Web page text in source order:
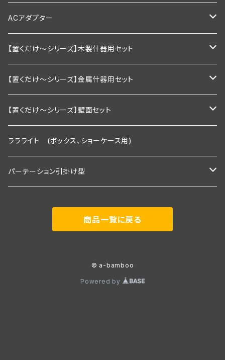
1200mm以下
900ｍｍ以下
1200ｍｍ以下
600ｍｍ以下
900ｍｍ以下
1200ｍｍ以下
棚板幅900×奥行200ｍｍ
棚板幅900×奥行250ｍｍ
棚板幅1200×奥行200ｍｍ
棚板幅1200×奥行250ｍｍ
ダブルタイプ
絶縁引掛けタイプ
通常型
調光器付き
ACアダプター
業務用
家庭用向け
【置くだけ～シリーズ】木製什器用セット
2段セット
2段セット＋トップライト付き
3段セット
３段セット＋トップライト付き
【置くだけ～シリーズ】金属什器用セット
Ｒシリーズ 30ｃｍ板・置くピカタイプ
２段タイプ 埋込照明付き棚板×2枚＋棚板
３段タイプ 埋込照明付き棚板×３枚＋棚板
Ｒシリーズ 30ｃｍ板・埋込タイプ
２段タイプ 埋込照明付き棚板×2枚＋棚板
Ｓシリーズ 30ｃｍ板・置くピカタイプ
３段タイプ 埋込照明付き棚板×３枚＋棚板
２段タイプ 埋込照明付き棚板×2枚＋棚板
Ｐシリーズ 30ｃｍ板・置くピカタイプ
２段タイプ 埋込照明付き棚板×2枚＋棚板
Ｐシリーズ 30ｃｍ板・埋込タイプ
【置くだけ～シリーズ】壁面セット
Rシリーズ 【既存】タイプ
2段用タイプ
Rシリーズ 【新規】30ｃｍ板・埋込タイプ
3段用タイプ 埋込照明付き棚板×3枚＋棚板
Ｓシリーズ 【新規】30ｃｍ板・埋込タイプ
2段用タイプ 埋込照明付き棚板×2枚＋棚板
ララライト (ボックス、ショーケース用)
パーテーション引掛け型
展示会向け 2400ｍｍタイプ(照明付き棚板3枚付き)
事務所用 900ｍｍタイプ(棚板2枚付き)
商品一覧に戻る
© a-bamboo
Powered by